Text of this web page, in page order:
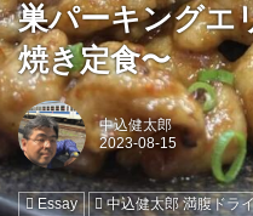
巣パーキングエ
焼き定食〜
中込健太郎
Essay 中込健太郎 満腹ドラ